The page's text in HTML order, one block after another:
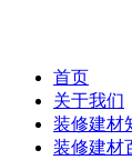
首页
关于我们
装修建材
装修建材